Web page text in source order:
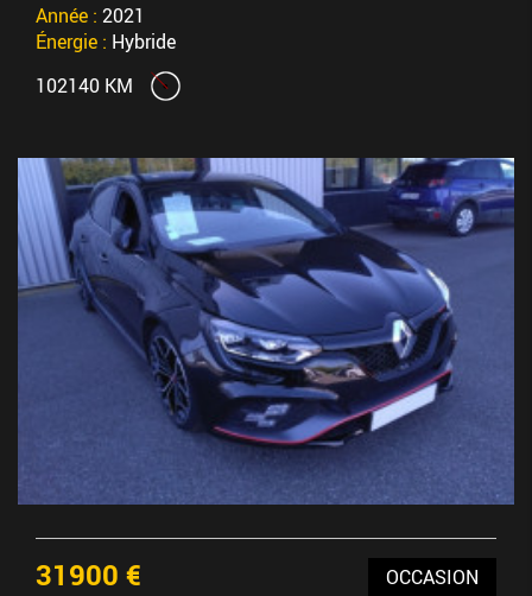
Année : 2021
Énergie : Hybride
102140 KM
31900 € OCCASION